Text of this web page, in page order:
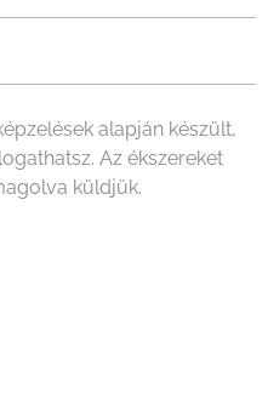
alapján készült,
Az ékszereket
küldjük.